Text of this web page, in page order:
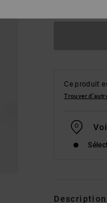
Ce produit
Trouver
Description